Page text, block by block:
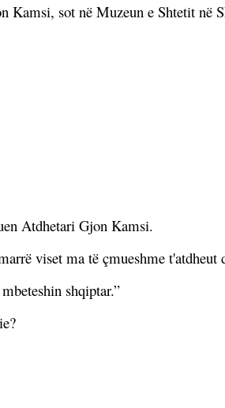
sot në Muzeun e Shtetit në
Atdhetari Gjon Kamsi.
viset ma të çmueshme
shqiptar.”